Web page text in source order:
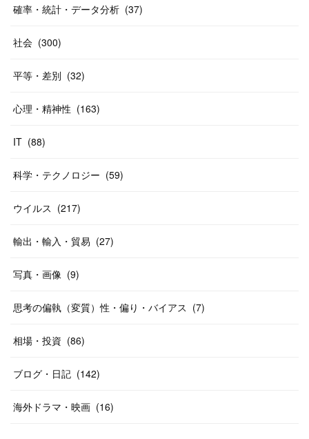
確率・統計・データ分析 (37)
社会 (300)
平等・差別 (32)
心理・精神性 (163)
IT (88)
科学・テクノロジー (59)
ウイルス (217)
輸出・輸入・貿易 (27)
写真・画像 (9)
思考の偏執（変質）性・偏り・バイアス (7)
相場・投資 (86)
ブログ・日記 (142)
海外ドラマ・映画 (16)